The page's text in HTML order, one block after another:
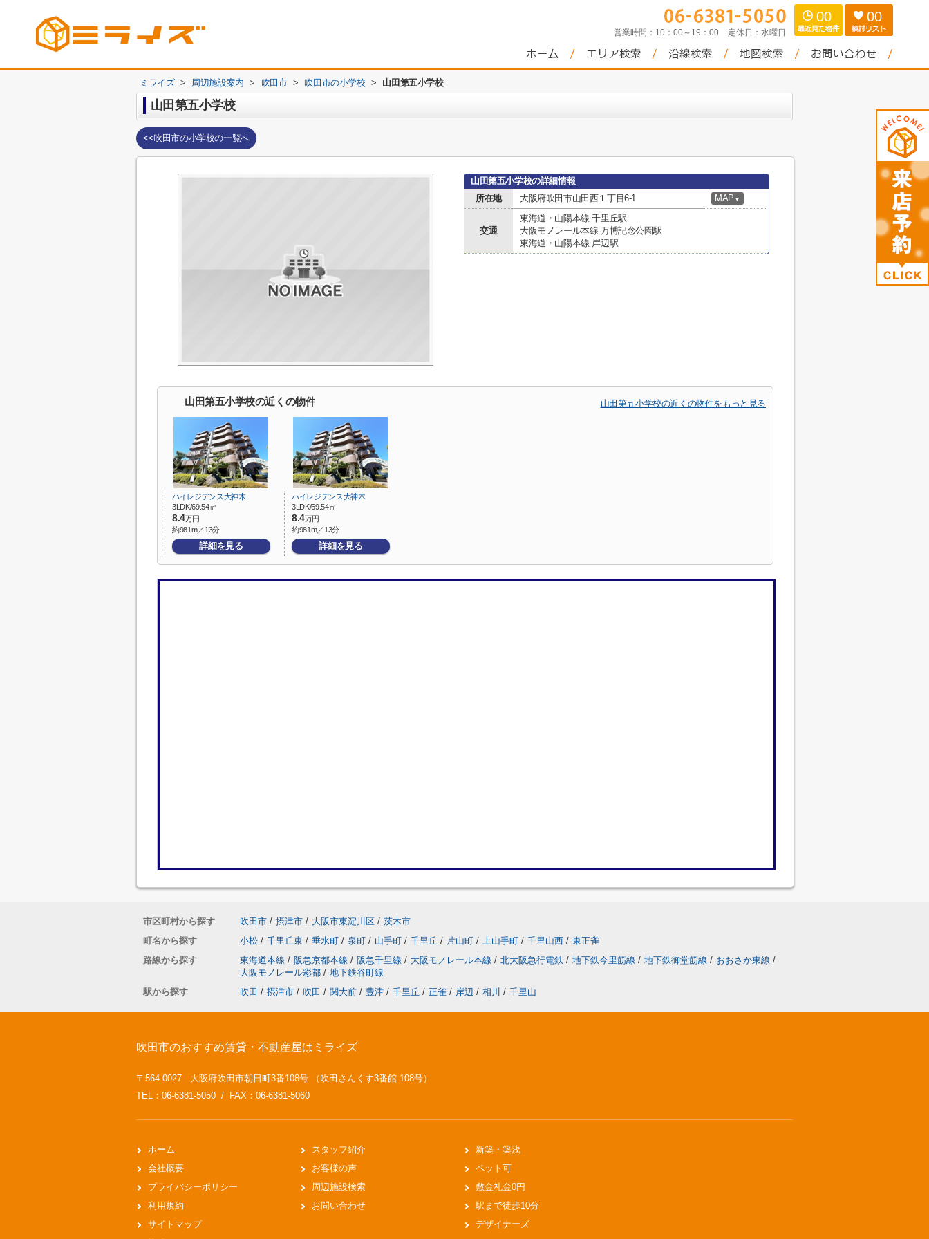
営業時間： 10：00～19：00 定休日： 水曜日
00 00
ミライズ > 周辺施設案内 > 吹田市 > 吹田市の小学校 > 山田第五小学校
山田第五小学校
<<吹田市の小学校の一覧へ
山田第五小学校の詳細情報
所在地
大阪府吹田市山田西１丁目6-1 MAP ▼
交通
東海道・山陽本線 千里丘駅
大阪モノレール本線 万博記念公園駅
東海道・山陽本線 岸辺駅
山田第五小学校の近くの物件 山田第五小学校の近くの物件をもっと見る
ハイレジデンス大神木
3LDK/69.54㎡
8.4万円
約981m／13分
詳細を見る
ハイレジデンス大神木
3LDK/69.54㎡
8.4万円
約981m／13分
詳細を見る
市区町村から探す 吹田市 / 摂津市 / 大阪市東淀川区 / 茨木市
町名から探す
小松 / 千里丘東 / 垂水町 / 泉町 / 山手町 / 千里丘 / 片山町 / 上山手町 / 千里山西 / 東正雀
路線から探す
東海道本線 / 阪急京都本線 / 阪急千里線 / 大阪モノレール本線 / 北大阪急行電鉄 / 地下鉄今里筋線 / 地下鉄御堂筋線 / おおさか東線 /
大阪モノレール彩都 / 地下鉄谷町線
駅から探す
吹田 / 摂津市 / 吹田 / 関大前 / 豊津 / 千里丘 / 正雀 / 岸辺 / 相川 / 千里山
吹田市のおすすめ賃貸・不動産屋はミライズ
〒564-0027 大阪府吹田市朝日町3番108号 （吹田さんくす3番館 108号）
TEL：06-6381-5050 / FAX：06-6381-5060
ホーム
会社概要
プライバシーポリシー
利用規約
サイトマップ
スタッフ紹介
お客様の声
周辺施設検索
お問い合わせ
新築・築浅
ペット可
敷金礼金0円
駅まで徒歩10分
デザイナーズ